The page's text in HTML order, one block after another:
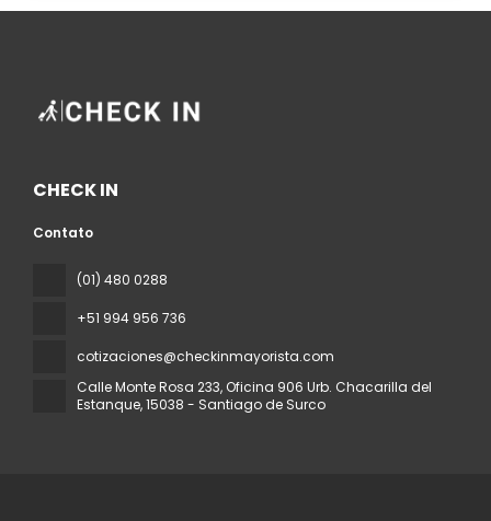
CHECK IN
Contato
(01) 480 0288
+51 994 956 736
cotizaciones@checkinmayorista.com
Calle Monte Rosa 233, Oficina 906 Urb. Chacarilla del
Estanque, 15038 - Santiago de Surco